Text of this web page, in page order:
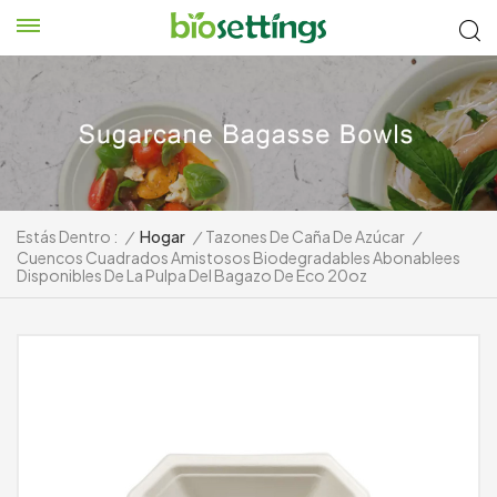
Estás Dentro : / Hogar / Tazones De Caña De Azúcar /
Cuencos Cuadrados Amistosos Biodegradables Abonablees
Disponibles De La Pulpa Del Bagazo De Eco 20oz